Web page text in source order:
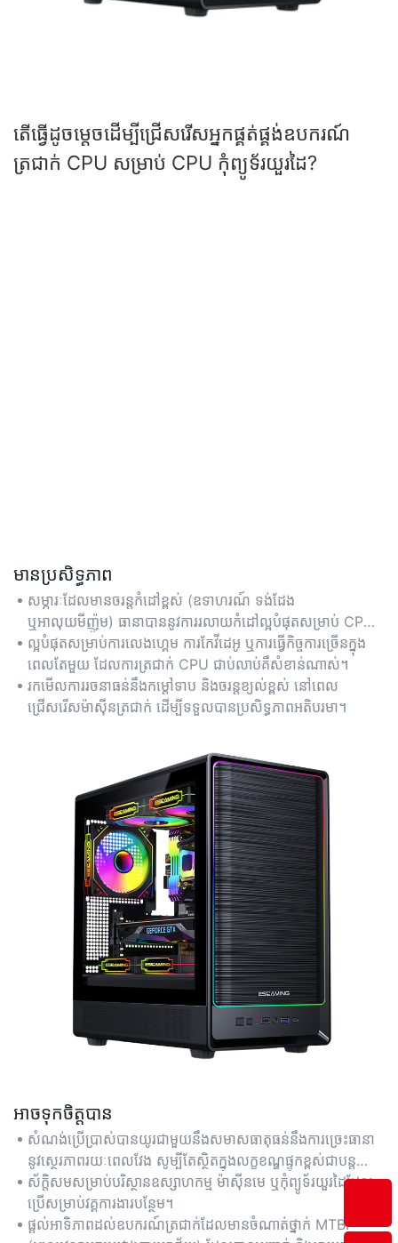
តើធ្វើដូចម្តេចដើម្បីជ្រើសរើសអ្នកផ្គត់ផ្គង់ឧបករណ៍
ត្រជាក់ CPU សម្រាប់ CPU កុំព្យូទ័រយួរដៃ?
មានប្រសិទ្ធភាព
សម្ភារៈដែលមានចរន្តកំដៅខ្ពស់ (ឧទាហរណ៍ ទង់ដែង
ឬអាលុយមីញ៉ូម) ធានាបាននូវការរលាយកំដៅល្អបំផុតសម្រាប់ CPU
កុំព្យូទ័រយួរដៃ ដោយរក្សាបាននូវដំណើរការកំពូលក្នុងអំឡុងពេលភារកិច្ច
ដែលពឹងផ្អែកខ្លាំង។
ល្អ​បំផុត​សម្រាប់​ការ​លេង​ហ្គេម ការ​កែ​វីដេអូ ឬ​ការ​ធ្វើ​កិច្ចការ​ច្រើន​ក្នុង
ពេលតែមួយ ដែល​ការ​ត្រជាក់ CPU ជាប់លាប់​គឺ​សំខាន់​ណាស់។
រកមើលការរចនាធន់នឹងកម្ដៅទាប និងចរន្តខ្យល់ខ្ពស់ នៅពេល
ជ្រើសរើសម៉ាស៊ីនត្រជាក់ ដើម្បីទទួលបានប្រសិទ្ធភាពអតិបរមា។
អាចទុកចិត្តបាន
សំណង់​ប្រើប្រាស់​បានយូរ​ជាមួយ​នឹង​សមាសធាតុ​ធន់នឹង​ការច្រេះ​ធានា​
នូវ​ស្ថេរភាព​រយៈពេល​វែង សូម្បីតែ​ស្ថិត​ក្នុង​លក្ខខណ្ឌ​ផ្ទុក​ខ្ពស់​ជា​បន្ត
បន្ទាប់​ក៏ដោយ។
ស័ក្តិសមសម្រាប់បរិស្ថានឧស្សាហកម្ម ម៉ាស៊ីនមេ ឬកុំព្យូទ័រយួរដៃដែល
ប្រើសម្រាប់វគ្គការងារបន្ថែម។
ផ្តល់អាទិភាពដល់ឧបករណ៍ត្រជាក់ដែលមានចំណាត់ថ្នាក់ MTBF